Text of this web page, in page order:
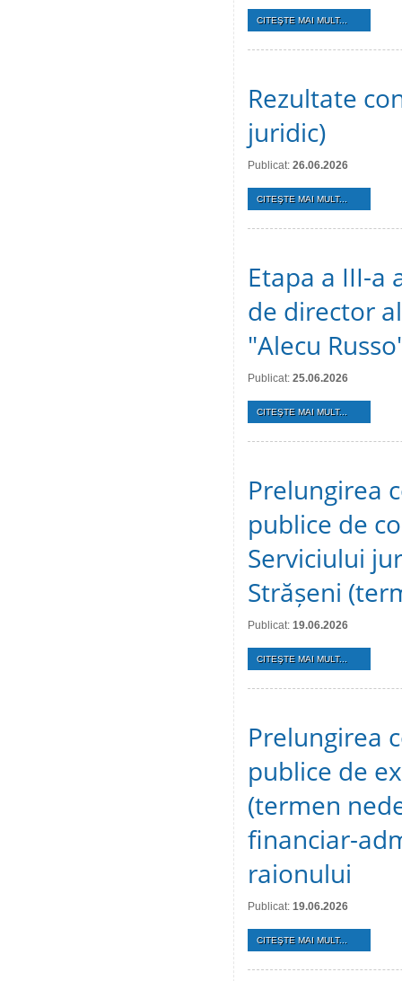
CITEŞTE MAI MULT...
Rezultate
juridic)
Publicat: 26.06.2026
CITEŞTE MAI MULT...
Etapa a III-a
de director
"Alecu
Publicat: 25.06.2026
CITEŞTE MAI MULT...
Prelungirea
publice de
Serviciului
Strășeni
Publicat: 19.06.2026
CITEŞTE MAI MULT...
Prelungirea
publice de
(termen
financiar-
raionului
Publicat: 19.06.2026
CITEŞTE MAI MULT...